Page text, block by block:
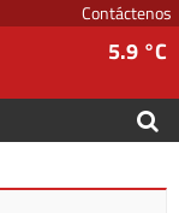
Contáctenos
5.9 °C